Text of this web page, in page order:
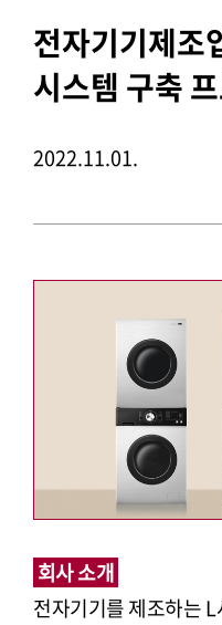
전자기기제조
시스템 구축
2022.11.01.
회사 소개
전자기기를 제조하는